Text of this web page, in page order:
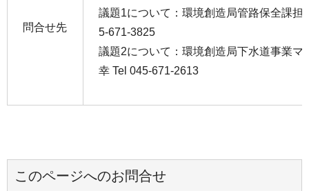
問合せ先
議題1について：環境創造局管路保全課
5-671-3825
議題2について：環境創造局下水道事業
幸 Tel 045-671-2613
このページへのお問合せ